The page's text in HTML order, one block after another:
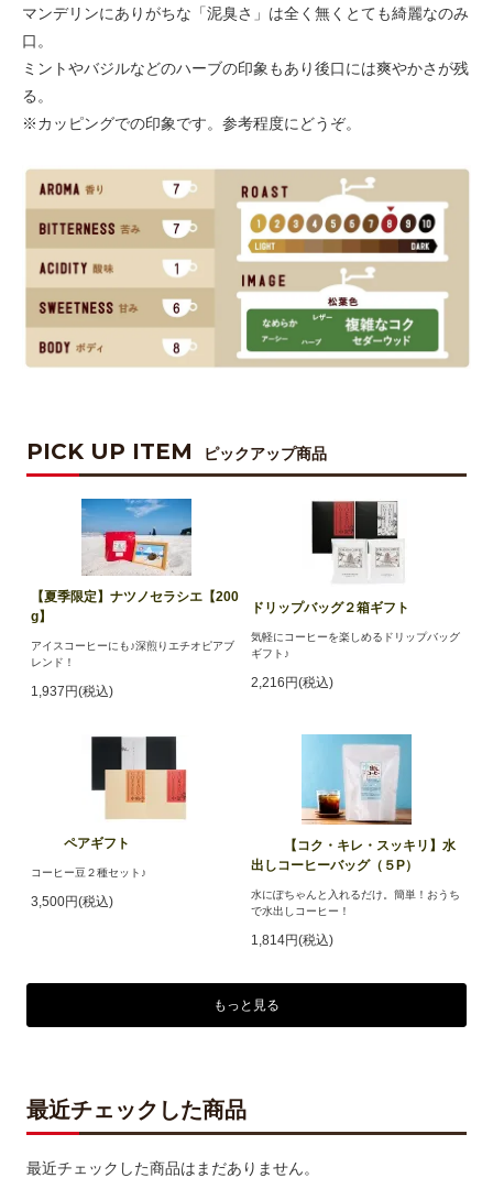
マンデリンにありがちな「泥臭さ」は全く無くとても綺麗なのみ
口。
ミントやバジルなどのハーブの印象もあり後口には爽やかさが残
る。
※カッピングでの印象です。参考程度にどうぞ。
PICK UP ITEM ピックアップ商品
【夏季限定】ナツノセラシエ【200
g】
アイスコーヒーにも♪深煎りエチオピアブ
レンド！
1,937円(税込)
ドリップバッグ２箱ギフト
気軽にコーヒーを楽しめるドリップバッグ
ギフト♪
2,216円(税込)
ペアギフト
コーヒー豆２種セット♪
3,500円(税込)
【コク・キレ・スッキリ】水
出しコーヒーバッグ（５P）
水にぽちゃんと入れるだけ。簡単！おうち
で水出しコーヒー！
1,814円(税込)
もっと見る
最近チェックした商品
最近チェックした商品はまだありません。